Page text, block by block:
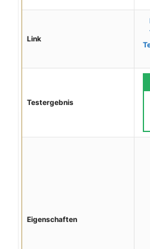
Link
Testergebnis
Eigenschaften